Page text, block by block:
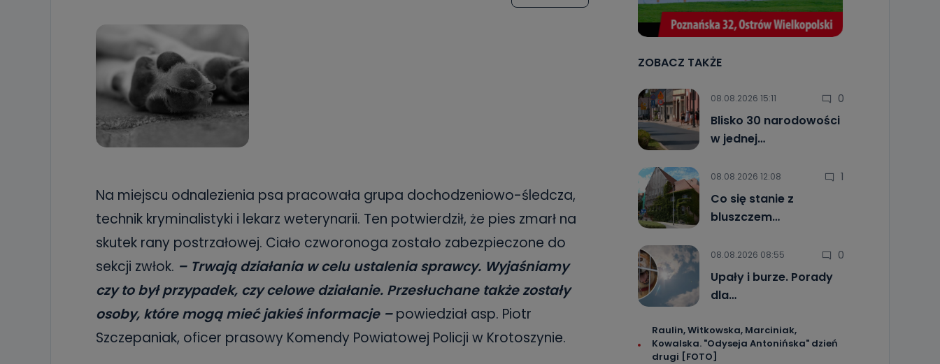
Na miejscu odnalezienia psa pracowała grupa dochodzeniowo-śledcza,
technik kryminalistyki i lekarz weterynarii. Ten potwierdził, że pies zmarł na
skutek rany postrzałowej. Ciało czworonoga zostało zabezpieczone do
sekcji zwłok. – Trwają działania w celu ustalenia sprawcy. Wyjaśniamy
czy to był przypadek, czy celowe działanie. Przesłuchane także zostały
osoby, które mogą mieć jakieś informacje –powiedział asp. Piotr
Szczepaniak, oficer prasowy Komendy Powiatowej Policji w Krotoszynie.
ZOBACZ TAKŻE
08.08.2026 15:11 0
Blisko 30 narodowości
w jednej…
08.08.2026 12:08 1
Co się stanie z
bluszczem…
08.08.2026 08:55 0
Upały i burze. Porady
dla…
Raulin, Witkowska, Marciniak,
Kowalska. "Odyseja Antonińska" dzień
drugi [FOTO]